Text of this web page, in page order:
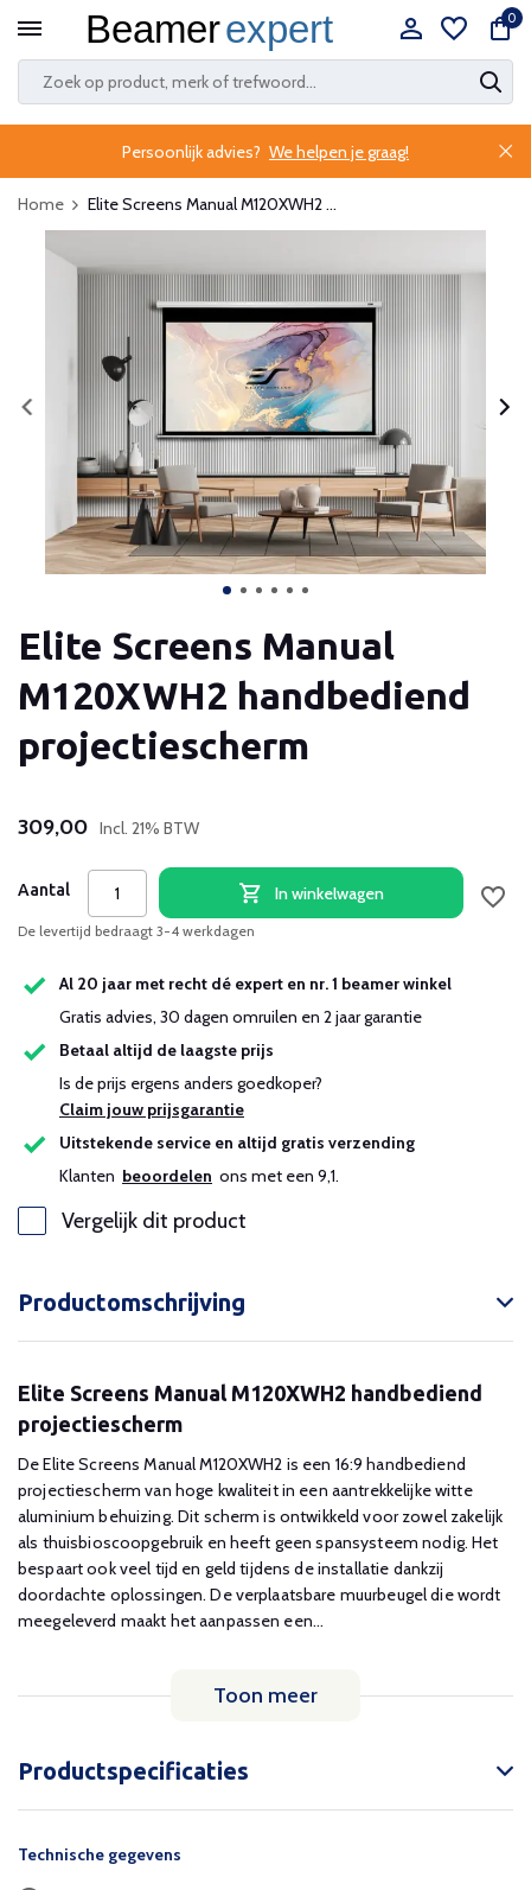
0
Persoonlijk advies? We helpen je graag!
Home Elite Screens Manual M120XWH2 ...
Elite Screens Manual
M120XWH2 handbediend
projectiescherm
309,00 Incl. 21% BTW
Aantal In winkelwagen
De levertijd bedraagt 3-4 werkdagen
Al 20 jaar met recht dé expert en nr. 1 beamer winkel
Gratis advies, 30 dagen omruilen en 2 jaar garantie
Betaal altijd de laagste prijs
Is de prijs ergens anders goedkoper?
Claim jouw prijsgarantie
Uitstekende service en altijd gratis verzending
Klanten beoordelen ons met een 9,1.
Vergelijk dit product
Productomschrijving
Elite Screens Manual M120XWH2 handbediend
projectiescherm
De Elite Screens Manual M120XWH2 is een 16:9 handbediend
projectiescherm van hoge kwaliteit in een aantrekkelijke witte
aluminium behuizing. Dit scherm is ontwikkeld voor zowel zakelijk
als thuisbioscoopgebruik en heeft geen spansysteem nodig. Het
bespaart ook veel tijd en geld tijdens de installatie dankzij
doordachte oplossingen. De verplaatsbare muurbeugel die wordt
meegeleverd maakt het aanpassen een...
Toon meer
Productspecificaties
Technische gegevens